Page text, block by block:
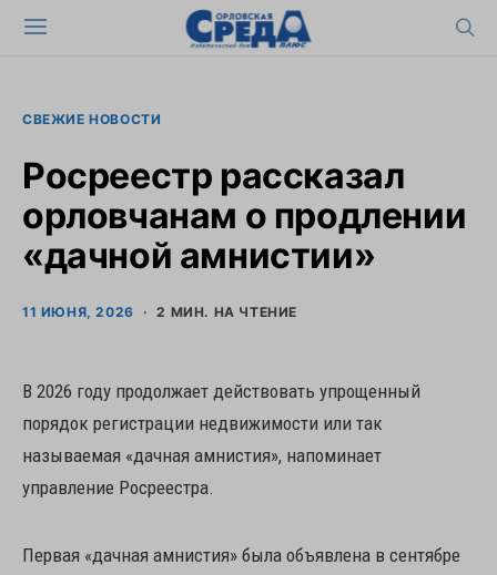
СВЕЖИЕ НОВОСТИ
Росреестр рассказал
орловчанам о продлении
«дачной амнистии»
11 ИЮНЯ, 2026 2 МИН. НА ЧТЕНИЕ
В 2026 году продолжает действовать упрощенный
порядок регистрации недвижимости или так
называемая «дачная амнистия», напоминает
управление Росреестра.
Первая «дачная амнистия» была объявлена в сентябре